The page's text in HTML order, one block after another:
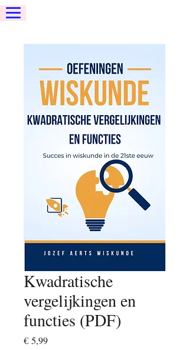
Kwadratische
vergelijkingen en
functies (PDF)
€ 5,99Prijs